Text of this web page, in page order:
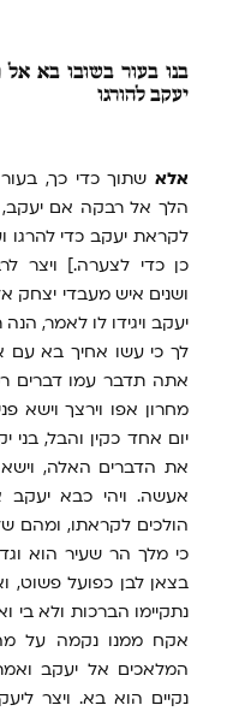
בנו בעור בשובו בא אל
יעקב להורגו
אלא שתוך כדי כך,
הלך אל רבקה אם יעקב,
לקראת יעקב כדי
כן כדי לצערה.] ויצר
ושנים איש מעבדי יצחק
יעקב ויגידו לו לאמר,
לך כי עשו אחיך בא עם
אתה תדבר עמו דברים
מחרון אפו וירצך וישא
יום אחד כקין והבל, בני
את הדברים האלה, וישא
אעשה. ויהי כבא
הולכים לקראתו, ומהם
כי מלך הר שעיר הוא
בצאן לבן כפועל פשוט,
נתקיימו הברכות ולא בי
אקח ממנו נקמה על
המלאכים אל יעקב
נקיים הוא בא. ויצר